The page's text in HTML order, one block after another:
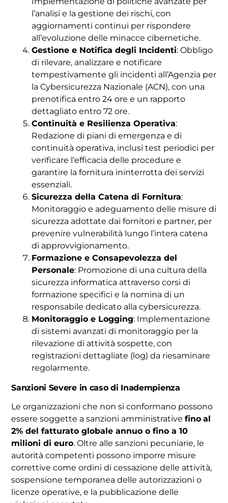
l’analisi e la gestione dei rischi, con
aggiornamenti continui per rispondere
all’evoluzione delle minacce cibernetiche.
Gestione e Notifica degli Incidenti: Obbligo
di rilevare, analizzare e notificare
tempestivamente gli incidenti all’Agenzia per
la Cybersicurezza Nazionale (ACN), con una
prenotifica entro 24 ore e un rapporto
dettagliato entro 72 ore.
Continuità e Resilienza Operativa:
Redazione di piani di emergenza e di
continuità operativa, inclusi test periodici per
verificare l’efficacia delle procedure e
garantire la fornitura ininterrotta dei servizi
essenziali.
Sicurezza della Catena di Fornitura:
Monitoraggio e adeguamento delle misure di
sicurezza adottate dai fornitori e partner, per
prevenire vulnerabilità lungo l’intera catena
di approvvigionamento.
Formazione e Consapevolezza del
Personale: Promozione di una cultura della
sicurezza informatica attraverso corsi di
formazione specifici e la nomina di un
responsabile dedicato alla cybersicurezza.
Monitoraggio e Logging: Implementazione
di sistemi avanzati di monitoraggio per la
rilevazione di attività sospette, con
registrazioni dettagliate (log) da riesaminare
regolarmente.
Sanzioni Severe in caso di Inadempienza
Le organizzazioni che non si conformano possono
essere soggette a sanzioni amministrativefino al
2% del fatturato globale annuo o fino a 10
milioni di euro. Oltre alle sanzioni pecuniarie, le
autorità competenti possono imporre misure
correttive come ordini di cessazione delle attività,
sospensione temporanea delle autorizzazioni o
licenze operative, e la pubblicazione delle